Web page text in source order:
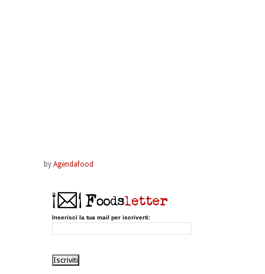
by Agendafood
Inserisci la tua mail per iscriverti: